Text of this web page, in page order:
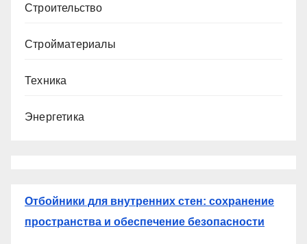
Строительство
Стройматериалы
Техника
Энергетика
Отбойники для внутренних стен: сохранение
пространства и обеспечение безопасности